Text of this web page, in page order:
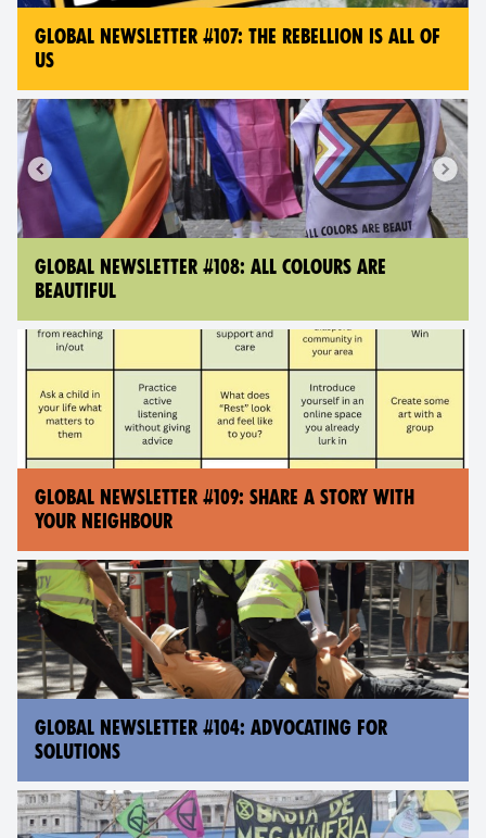
GLOBAL NEWSLETTER #107: THE REBELLION IS ALL OF
US
GLOBAL NEWSLETTER #108: ALL COLOURS ARE
BEAUTIFUL
GLOBAL NEWSLETTER #109: SHARE A STORY WITH
YOUR NEIGHBOUR
GLOBAL NEWSLETTER #104: ADVOCATING FOR
SOLUTIONS